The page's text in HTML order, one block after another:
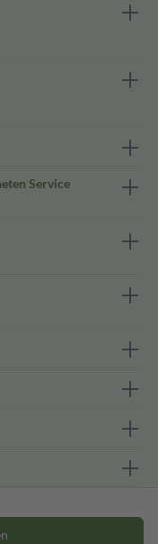
Service